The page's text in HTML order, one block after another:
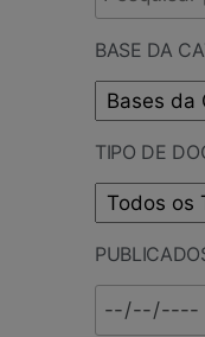
BASE DA
TIPO DE